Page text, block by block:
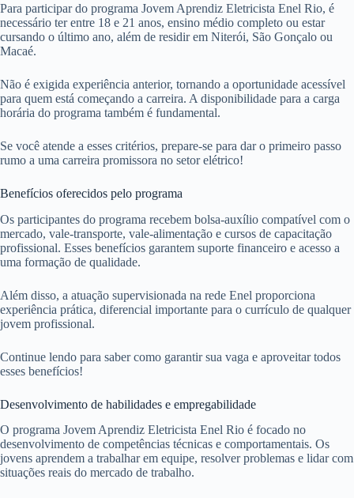
Para participar do programa Jovem Aprendiz Eletricista Enel Rio, é
necessário ter entre 18 e 21 anos, ensino médio completo ou estar
cursando o último ano, além de residir em Niterói, São Gonçalo ou
Macaé.
Não é exigida experiência anterior, tornando a oportunidade acessível
para quem está começando a carreira. A disponibilidade para a carga
horária do programa também é fundamental.
Se você atende a esses critérios, prepare-se para dar o primeiro passo
rumo a uma carreira promissora no setor elétrico!
Benefícios oferecidos pelo programa
Os participantes do programa recebem bolsa-auxílio compatível com o
mercado, vale-transporte, vale-alimentação e cursos de capacitação
profissional. Esses benefícios garantem suporte financeiro e acesso a
uma formação de qualidade.
Além disso, a atuação supervisionada na rede Enel proporciona
experiência prática, diferencial importante para o currículo de qualquer
jovem profissional.
Continue lendo para saber como garantir sua vaga e aproveitar todos
esses benefícios!
Desenvolvimento de habilidades e empregabilidade
O programa Jovem Aprendiz Eletricista Enel Rio é focado no
desenvolvimento de competências técnicas e comportamentais. Os
jovens aprendem a trabalhar em equipe, resolver problemas e lidar com
situações reais do mercado de trabalho.